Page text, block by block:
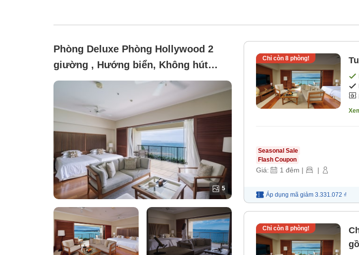
Phòng Deluxe Phòng Hollywood 2
giường , Hướng biển, Không hút
thuốc (Dành cho người từ 13 tuổi trở
lên Câu lạc bộ Deluxe Ocean)
5
Chỉ còn 8phòng!
Seasonal Sale
Flash Coupon
Giá: 1 đêm | |
Áp dụng mã giảm 3.331.072 ₫
Chỉ còn 8phòng!